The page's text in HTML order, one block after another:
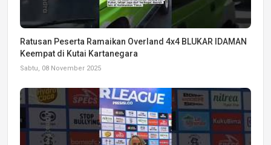
Ratusan Peserta Ramaikan Overland 4x4 BLUKAR IDAMAN
Keempat di Kutai Kartanegara
Sabtu, 08 November 2025